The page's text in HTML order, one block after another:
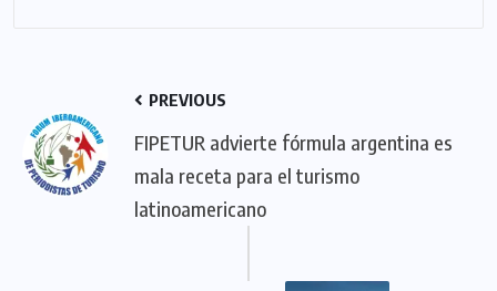
PREVIOUS
FIPETUR advierte fórmula argentina es
mala receta para el turismo
latinoamericano